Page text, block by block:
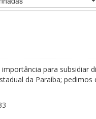
para subsidiar
da Paraíba; pedimos